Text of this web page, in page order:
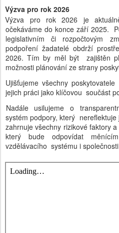
Výzva pro rok 2026
Výzva pro rok 2026 je
očekáváme do konce září 2025.
legislativním či rozpočtovým
podpoření žadatelé obdrží
2026. Tím by měl být zajištěn
možnosti plánování ze strany
Ujišťujeme všechny
jejich práci jako klíčovou součást
Nadále usilujeme o
systém podpory, který
zahrnuje všechny rizikové faktory
který bude odpovídat
vzdělávacího systému i